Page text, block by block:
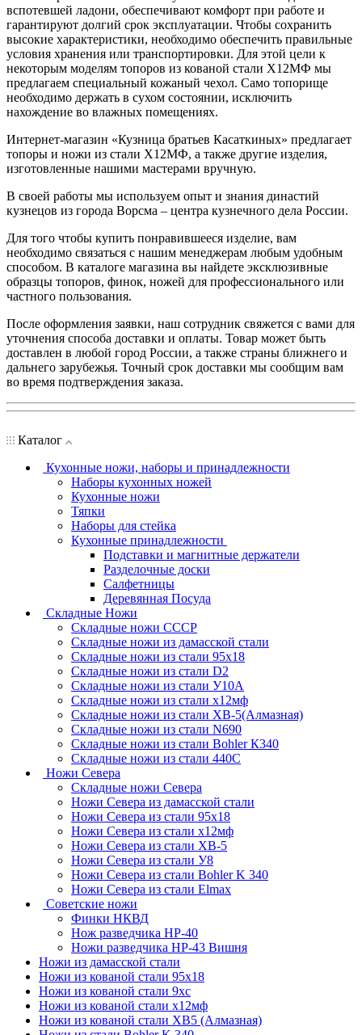
вспотевшей ладони, обеспечивают комфорт при работе и
гарантируют долгий срок эксплуатации. Чтобы сохранить
высокие характеристики, необходимо обеспечить правильные
условия хранения или транспортировки. Для этой цели к
некоторым моделям топоров из кованой стали Х12МФ мы
предлагаем специальный кожаный чехол. Само топорище
необходимо держать в сухом состоянии, исключить
нахождение во влажных помещениях.
Интернет-магазин «Кузница братьев Касаткиных» предлагает
топоры и ножи из стали Х12МФ, а также другие изделия,
изготовленные нашими мастерами вручную.
В своей работы мы используем опыт и знания династий
кузнецов из города Ворсма – центра кузнечного дела России.
Для того чтобы купить понравившееся изделие, вам
необходимо связаться с нашим менеджерам любым удобным
способом. В каталоге магазина вы найдете эксклюзивные
образцы топоров, финок, ножей для профессионального или
частного пользования.
После оформления заявки, наш сотрудник свяжется с вами для
уточнения способа доставки и оплаты. Товар может быть
доставлен в любой город России, а также страны ближнего и
дальнего зарубежья. Точный срок доставки мы сообщим вам
во время подтверждения заказа.
Каталог
Кухонные ножи, наборы и принадлежности
Наборы кухонных ножей
Кухонные ножи
Тяпки
Наборы для стейка
Кухонные принадлежности
Подставки и магнитные держатели
Разделочные доски
Салфетницы
Деревянная Посуда
Складные Ножи
Cкладные ножи СССР
Складные ножи из дамасской стали
Складные ножи из стали 95х18
Складные ножи из стали D2
Складные ножи из стали У10А
Складные ножи из стали х12мф
Складные ножи из стали ХВ-5(Алмазная)
Складные ножи из стали N690
Складные ножи из стали Bohler К340
Складные ножи из стали 440С
Ножи Севера
Складные ножи Севера
Ножи Севера из дамасской стали
Ножи Севера из стали 95х18
Ножи Севера из стали х12мф
Ножи Севера из стали ХВ-5
Ножи Севера из стали У8
Ножи Севера из стали Bohler K 340
Ножи Севера из стали Elmax
Советские ножи
Финки НКВД
Нож разведчика НР-40
Ножи разведчика НР-43 Вишня
Ножи из дамасской стали
Ножи из кованой стали 95х18
Ножи из кованой стали 9хс
Ножи из кованой стали х12мф
Ножи из кованой стали ХВ5 (Алмазная)